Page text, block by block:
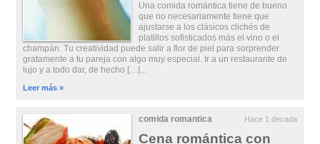
Una comida romántica tiene de bueno
que no necesariamente tiene que
ajustarse a los clásicos clichés de
platillos sofisticados más el vino o el
champán. Tu creatividad puede salir a flor de piel para sorprender
gratamente a tu pareja con algo muy especial. Ir a un restaurante de
lujo y a todo dar, de hecho […]...
Leer más »
comida romantica Hace 1 decada
Cena romántica con